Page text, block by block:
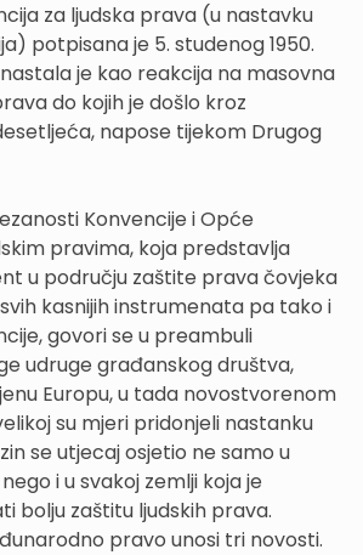
za ljudska prava (u nastavku
potpisana je 5. studenog 1950.
je kao reakcija na masovna
do kojih je došlo kroz
napose tijekom Drugog
Konvencije i Opće
pravima, koja predstavlja
u području zaštite prava čovjeka
kasnijih instrumenata pa tako i
govori se u preambuli
udruge građanskog društva,
Europu, u tada novostvorenom
su mjeri pridonjeli nastanku
se utjecaj osjetio ne samo u
i u svakoj zemlji koja je
bolju zaštitu ljudskih prava.
pravo unosi tri novosti.